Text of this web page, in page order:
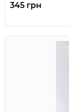
345 грн